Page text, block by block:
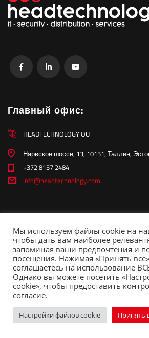
Главный офис:
HEADTECHNOLOGY OU
Нарвское шоссе, 13, 10151, Таллин,
+372 8157 2484
info@headtechnology.com
Контакты
Стать партнером
Политика конфиденциальности
Copyright © 2026 Headtechnology.
Мы используем файлы cookie на
чтобы дать вам наиболее
запоминая ваши предпочтения и
посещения. Нажимая «Принять
соглашаетесь на использование
Однако вы можете посетить
cookie», чтобы предоставить
согласие.
Настройки файлов cookie Принять